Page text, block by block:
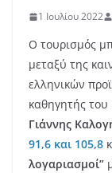
1 Ιουλίου 2022
Ο τουρισμός
μεταξύ της
ελληνικών
καθηγητής
Γιάννης
91,6 και 105,8
λογαριασμοί”